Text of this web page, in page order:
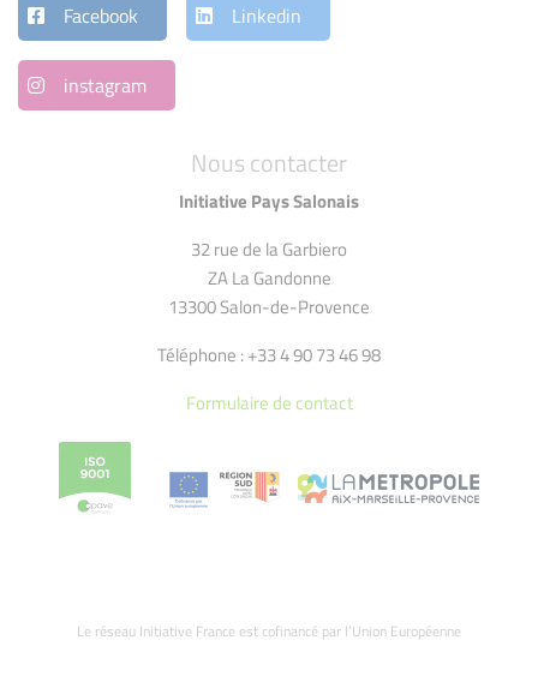
Nous contacter
Initiative Pays Salonais
32 rue de la Garbiero
ZA La Gandonne
13300 Salon-de-Provence
Téléphone : +33 4 90 73 46 98
Formulaire de contact
Le réseau Initiative France est cofinancé par l’Union Européenne
Facebook Linkedin
instagram